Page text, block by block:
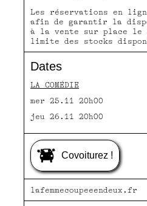
lafemmecoupeeendeux.fr
Les réservations en
afin de garantir la
à la vente sur place le
limite des stocks
Dates
LA COMÉDIE
mer 25.11 20h00
jeu 26.11 20h00
Covoiturez !